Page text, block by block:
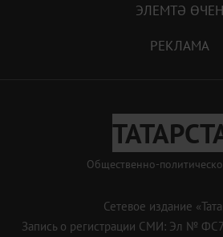
ЭЛЕМТӘ ӨЧЕН
РЕКЛАМА
Общественно-
Сетевое издание
Запись о регистрации СМИ: Эл №